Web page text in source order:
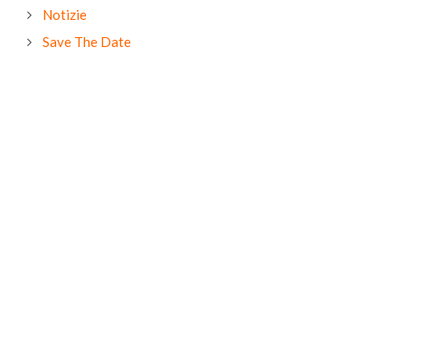
Notizie
Save The Date